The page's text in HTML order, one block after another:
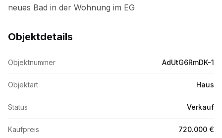
Objektdetails
Objektnummer AdUtG6RmDK-1
Objektart Haus
Status Verkauf
Kaufpreis 720.000 €